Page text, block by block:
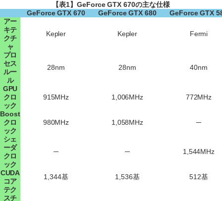
【表1】GeForce GTX 670の主な仕様
GeForce GTX 670
GeForce GTX 680
GeForce GTX
アー
キテ
クチ
ャ
Kepler Kepler Fermi
プロ
セス
ルー
ル
28nm 28nm 40nm
GPU
クロ
ック
915MHz 1,006MHz 772MHz
Boost
クロ
ック
980MHz 1,058MHz ─
シェ
ーダ
クロ
ック
─ ─ 1,544MHz
CUDA
コア
1,344基 1,536基
512基
テク
スチ